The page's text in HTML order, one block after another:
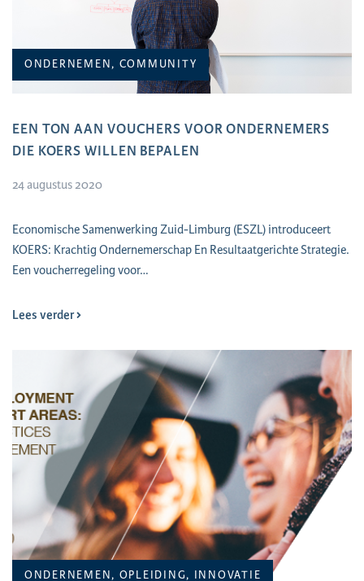
ONDERNEMEN, COMMUNITY
EEN TON AAN VOUCHERS VOOR ONDERNEMERS
DIE KOERS WILLEN BEPALEN
24 augustus 2020
​Economische Samenwerking Zuid-Limburg (ESZL) introduceert
KOERS: Krachtig Ondernemerschap En Resultaatgerichte Strategie.
Een voucherregeling voor…
Lees verder
ONDERNEMEN, OPLEIDING, INNOVATIE